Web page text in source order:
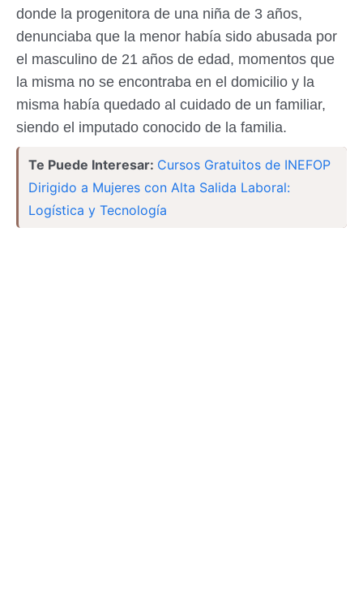
donde la progenitora de una niña de 3 años,
denunciaba que la menor había sido abusada por
el masculino de 21 años de edad, momentos que
la misma no se encontraba en el domicilio y la
misma había quedado al cuidado de un familiar,
siendo el imputado conocido de la familia.
Te Puede Interesar: Cursos Gratuitos de INEFOP
Dirigido a Mujeres con Alta Salida Laboral:
Logística y Tecnología